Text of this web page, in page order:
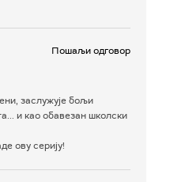
Пошаљи одговор
заслужује бољи
и као обавезан школски
ову серију!